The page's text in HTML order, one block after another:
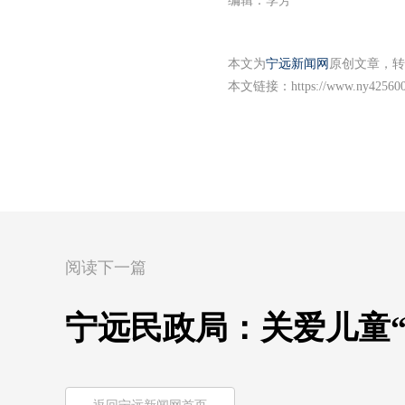
本文为宁远新闻网 原创文章，
本文链接： https://
阅读下一篇
宁远民政局：关爱儿童